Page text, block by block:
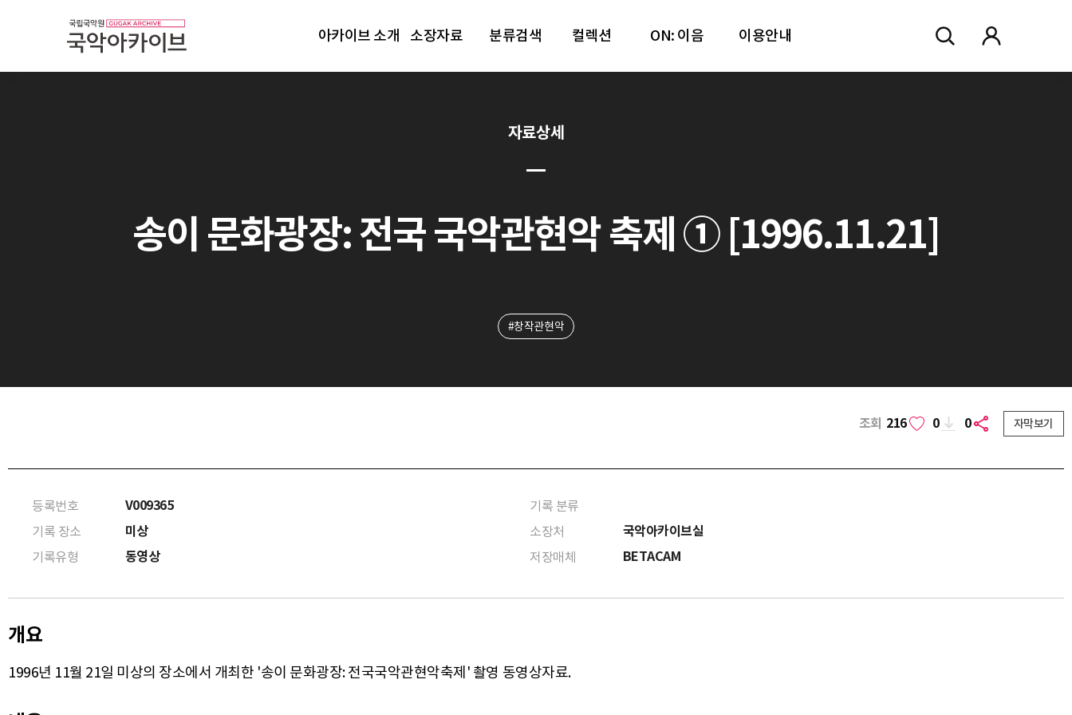
아카이브 소개 소장자료 분류검색 컬렉션 ON: 이음 이용안내
자료상세
송이 문화광장: 전국 국악관현악 축제 ① [1996.11.21]
#창작관현악
조회 216 0 0 자막보기
등록번호 V009365
기록 분류
기록 장소
미상 소장처 국악아카이브실
기록유형 동영상 저장매체 BETACAM
개요
1996년 11월 21일 미상의 장소에서 개최한 '송이 문화광장: 전국국악관현악축제' 촬영 동영상자료.